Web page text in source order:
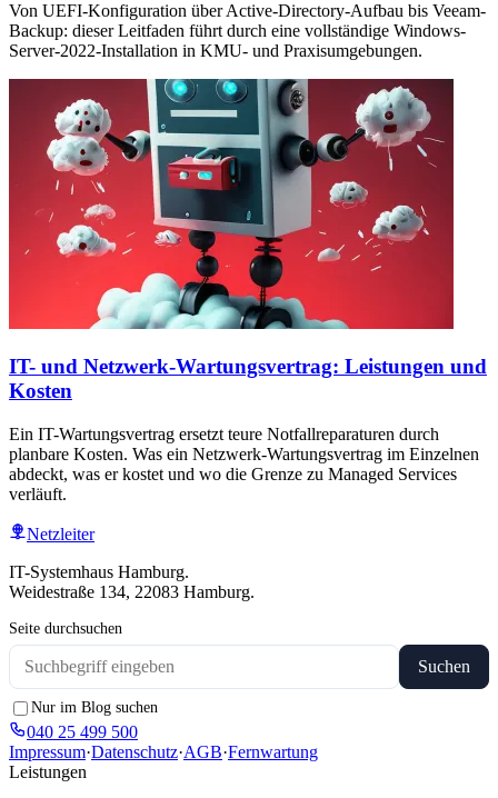
Von UEFI-Konfiguration über Active-Directory-Aufbau bis Veeam-
Backup: dieser Leitfaden führt durch eine vollständige Windows-
Server-2022-Installation in KMU- und Praxisumgebungen.
IT- und Netzwerk-Wartungsvertrag: Leistungen und
Kosten
Ein IT-Wartungsvertrag ersetzt teure Notfallreparaturen durch
planbare Kosten. Was ein Netzwerk-Wartungsvertrag im Einzelnen
abdeckt, was er kostet und wo die Grenze zu Managed Services
verläuft.
Netzleiter
IT-Systemhaus Hamburg.
Weidestraße 134, 22083 Hamburg.
Seite durchsuchen
Suchen
Nur im Blog suchen
040 25 499 500
Impressum·Datenschutz·AGB·Fernwartung
Leistungen